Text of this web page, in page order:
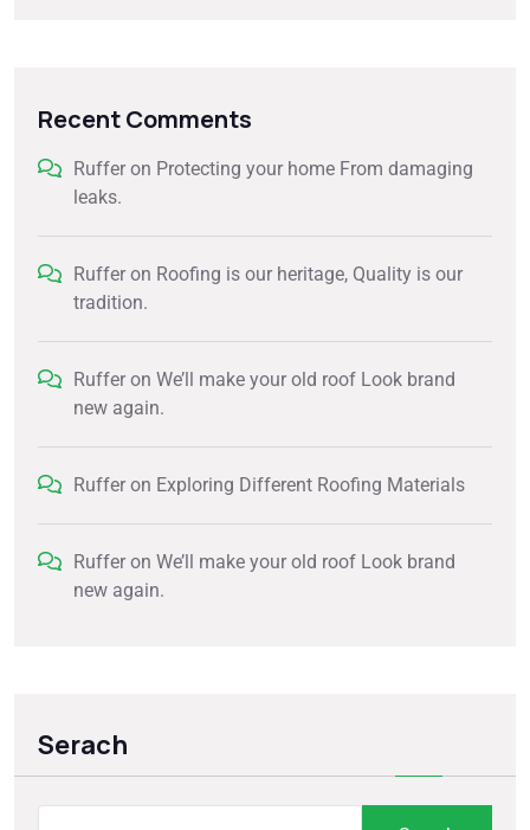
Recent Comments
Ruffer on Protecting your home From damaging
leaks.
Ruffer on Roofing is our heritage, Quality is our
tradition.
Ruffer on We’ll make your old roof Look brand
new again.
Ruffer on Exploring Different Roofing Materials
Ruffer on We’ll make your old roof Look brand
new again.
Serach